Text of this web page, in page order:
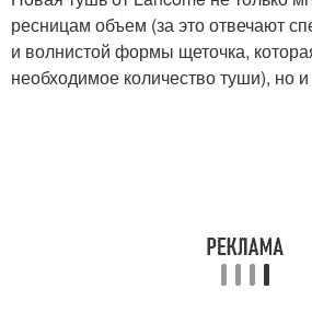
ресницам объем (за это отвечают
и волнистой формы щеточка,
необходимое количество туши), но и